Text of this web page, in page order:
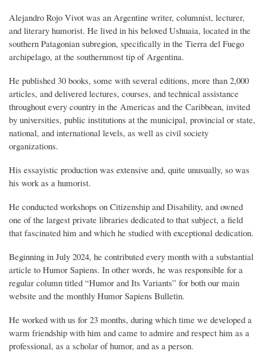
Alejandro Rojo Vivot was an Argentine writer, columnist, lecturer,
and literary humorist. He lived in his beloved Ushuaia, located in the
southern Patagonian subregion, specifically in the Tierra del Fuego
archipelago, at the southernmost tip of Argentina.
He published 30 books, some with several editions, more than 2,000
articles, and delivered lectures, courses, and technical assistance
throughout every country in the Americas and the Caribbean, invited
by universities, public institutions at the municipal, provincial or state,
national, and international levels, as well as civil society
organizations.
His essayistic production was extensive and, quite unusually, so was
his work as a humorist.
He conducted workshops on Citizenship and Disability, and owned
one of the largest private libraries dedicated to that subject, a field
that fascinated him and which he studied with exceptional dedication.
Beginning in July 2024, he contributed every month with a substantial
article to Humor Sapiens. In other words, he was responsible for a
regular column titled “Humor and Its Variants” for both our main
website and the monthly Humor Sapiens Bulletin.
He worked with us for 23 months, during which time we developed a
warm friendship with him and came to admire and respect him as a
professional, as a scholar of humor, and as a person.